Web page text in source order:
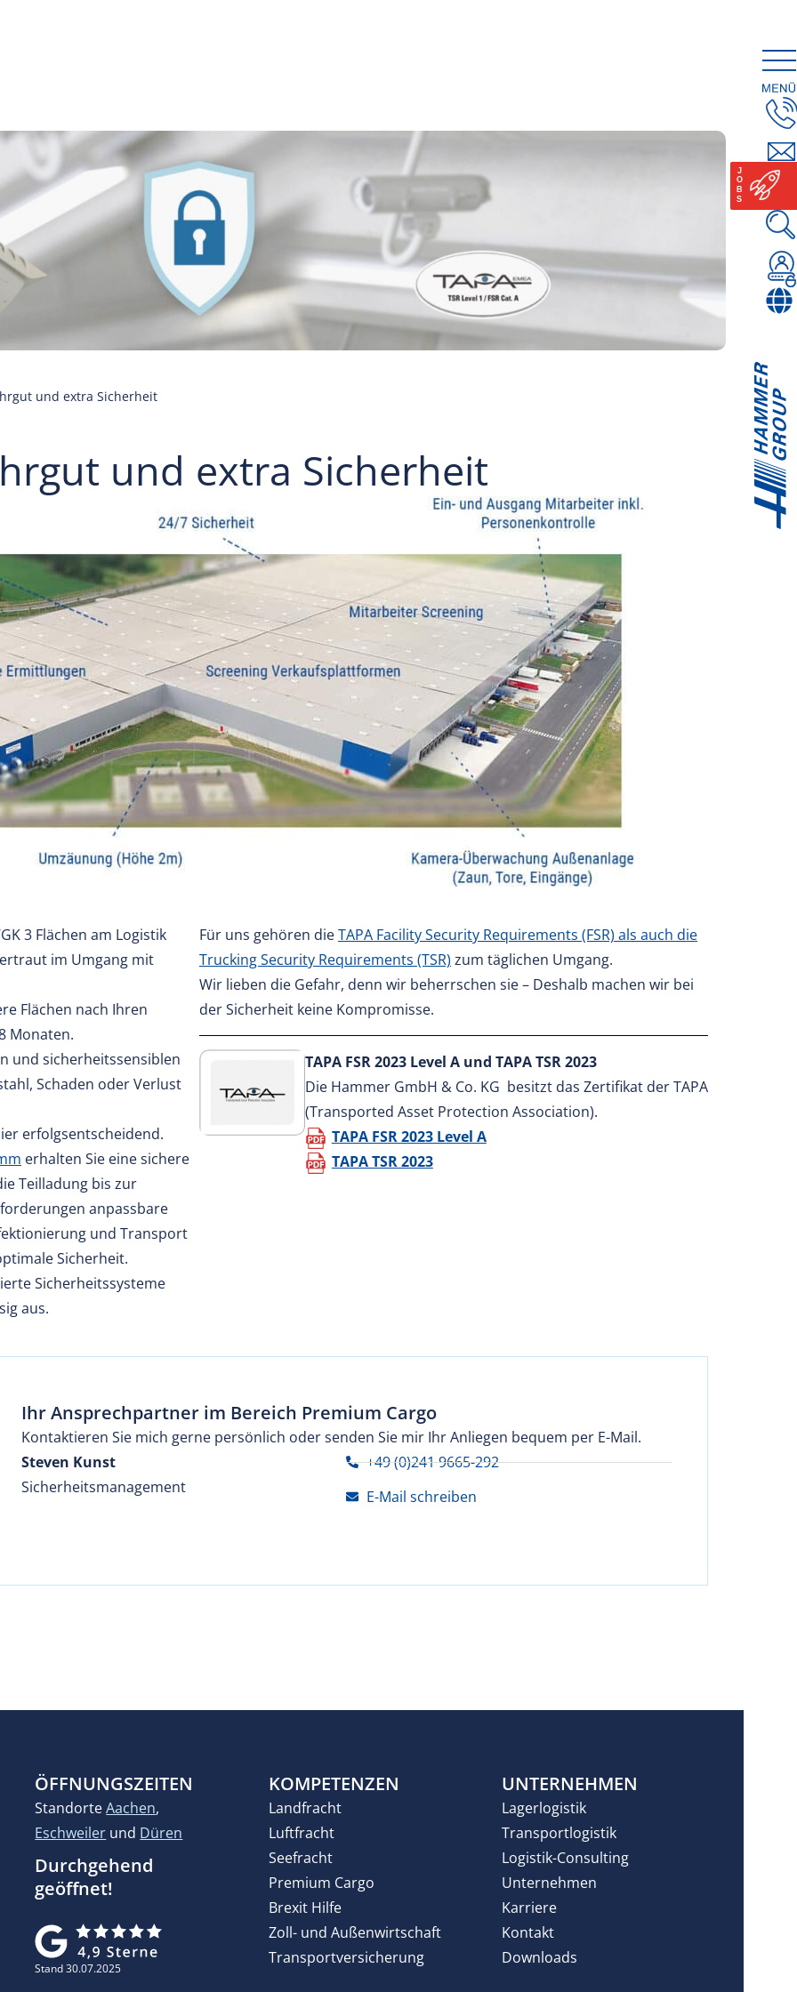
und extra Sicherheit
und extra Sicherheit
3 Flächen am Logistik
im Umgang mit
Flächen nach Ihren
Monaten.
und sicherheitssensiblen
Schaden oder Verlust
erfolgsentscheidend.
erhalten Sie eine sichere
Teilladung bis zur
anpassbare
und Transport
Sicherheit.
Sicherheitssysteme
aus.
Für uns gehören dieTAPA Facility Security Requirements (FSR) als auch die
Trucking Security Requirements (TSR) zum täglichen Umgang.
Wir lieben die Gefahr, denn wir beherrschen sie – Deshalb machen wir bei
der Sicherheit keine Kompromisse.
TAPA FSR 2023 Level A und TAPA TSR 2023
Die Hammer GmbH & Co. KG besitzt das Zertifikat der TAPA
(Transported Asset Protection Association).
TAPA FSR 2023 Level A
TAPA TSR 2023
Ihr Ansprechpartner im Bereich Premium Cargo
Kontaktieren Sie mich gerne persönlich oder senden Sie mir Ihr Anliegen bequem per E-Mail.
Steven Kunst
Sicherheitsmanagement
+49 (0)241 9665-292
E-Mail schreiben
ÖFFNUNGSZEITEN
StandorteAachen,
Eschweiler und Düren
Durchgehend
geöffnet!
Stand 30.07.2025
KOMPETENZEN
Landfracht
Luftfracht
Seefracht
Premium Cargo
Brexit Hilfe
Zoll- und Außenwirtschaft
Transportversicherung
UNTERNEHMEN
Lagerlogistik
Transportlogistik
Logistik-Consulting
Unternehmen
Karriere
Kontakt
Downloads